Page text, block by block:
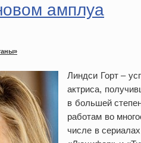
амплуа
Линдси Горт –
актриса,
в большей
работам во
числе в